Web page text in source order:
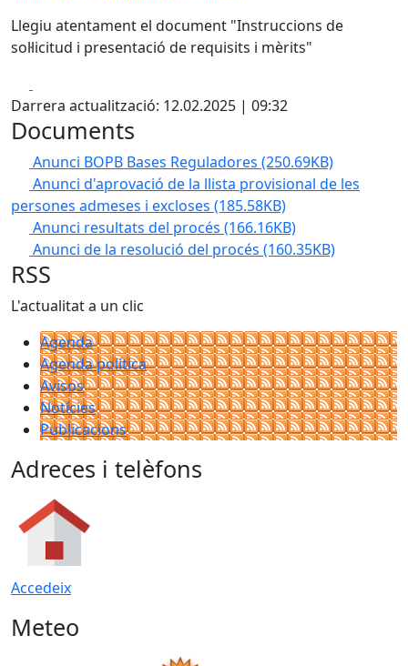
Llegiu atentament el document "Instruccions de
sol·licitud i presentació de requisits i mèrits"
Darrera actualització: 12.02.2025 | 09:32
Documents
Anunci BOPB Bases Reguladores (250.69KB)
Anunci d'aprovació de la llista provisional de les
persones admeses i excloses (185.58KB)
Anunci resultats del procés (166.16KB)
Anunci de la resolució del procés (160.35KB)
RSS
L'actualitat a un clic
Agenda
Agenda política
Avisos
Notícies
Publicacions
Adreces i telèfons
Accedeix
Meteo